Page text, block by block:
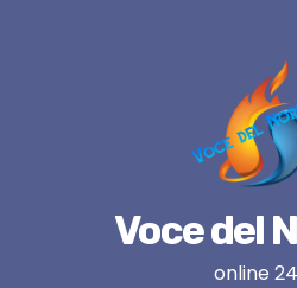
Voce del
online